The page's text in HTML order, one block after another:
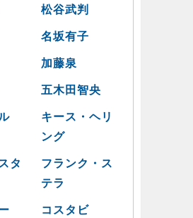
松谷武判
名坂有子
加藤泉
五木田智央
キース・ヘリ
ング
タ
フランク・ス
テラ
コスタビ